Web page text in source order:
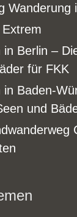
Wanderung
in Berlin –
für FKK
in Baden-
und